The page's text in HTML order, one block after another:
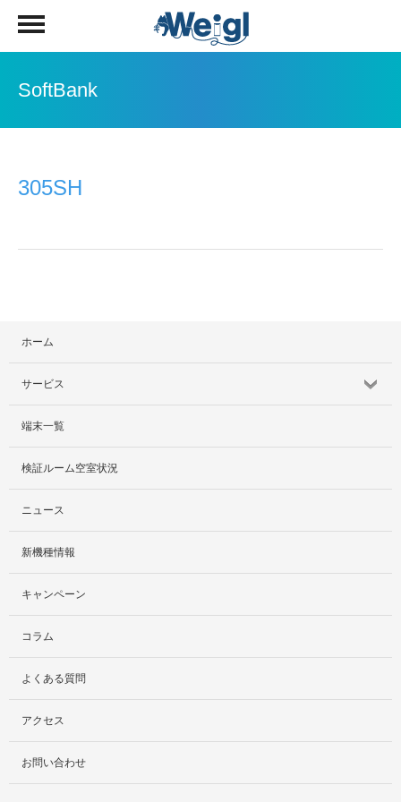
SoftBank
305SH
ホーム
サービス
サービス紹介
社外貸出プラン
検証ルーム
料金プラン
レンタルルームプラン
お手軽検証パック
端末一覧
検証ルーム空室状況
ニュース
新機種情報
キャンペーン
コラム
よくある質問
アクセス
お問い合わせ